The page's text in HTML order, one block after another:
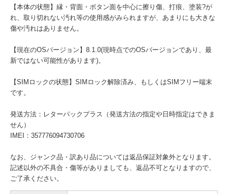
【本体の状態】縁・背面・ボタン面を中心に擦り傷、打痕、塗装?が
れ、取り切れない汚れ等の使用感がみられますが、あまりにも大きな
傷や汚れはありません。
【現在のOSバージョン】8.1.0(現時点でのOSバージョンであり、最
新ではない可能性があります)。
【SIMロックの状態】SIMロック解除済み、もしくはSIMフリー端末
です。
発送方法：レターパックプラス（発送方法の指定や日時指定はできま
せん）
IMEI：357776094730706
なお、ジャンク品・訳あり品については返品保証対象外となります。
記述以外の不具合・傷等がありましても、返品不可となりますので、
ご了承ください。